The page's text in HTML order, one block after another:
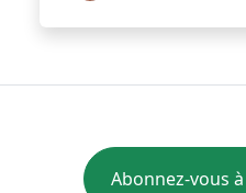
Abonnez-vous